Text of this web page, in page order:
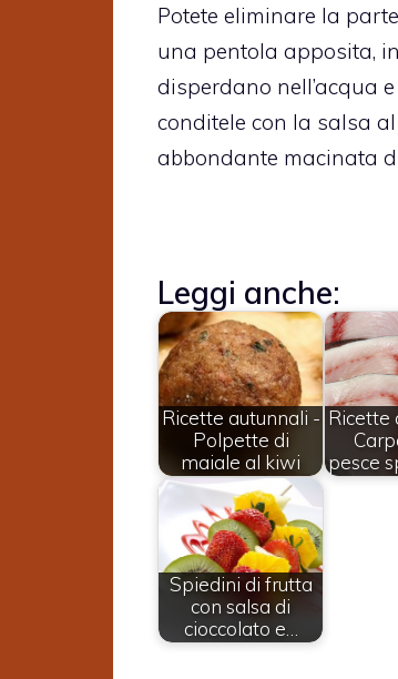
Potete eliminare la
una pentola apposita,
disperdano nell’acqua
conditele con la salsa
abbondante macinata
Leggi anche:
Ricette autunnali -
Polpette di
maiale al kiwi
Ricette
pesce
Spiedini di frutta
con salsa di
cioccolato e…